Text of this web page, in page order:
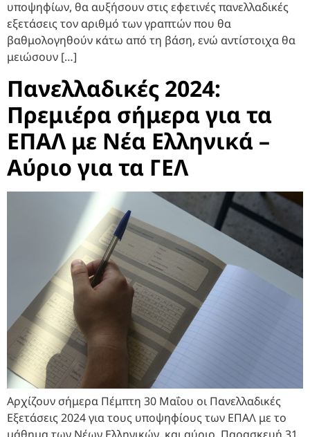
υποψηφίων, θα αυξήσουν στις εφετινές πανελλαδικές
εξετάσεις τον αριθμό των γραπτών που θα
βαθμολογηθούν κάτω από τη βάση, ενώ αντίστοιχα θα
μειώσουν […]
Πανελλαδικές 2024:
Πρεμιέρα σήμερα για τα
ΕΠΑΛ με Νέα Ελληνικά –
Αύριο για τα ΓΕΛ
Αρχίζουν σήμερα Πέμπτη 30 Μαΐου οι Πανελλαδικές
Εξετάσεις 2024 για τους υποψηφίους των ΕΠΑΛ με το